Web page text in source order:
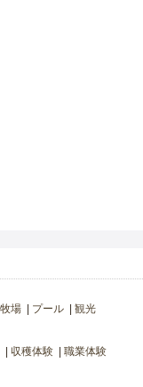
牧場 プール 観光
収穫体験 職業体験